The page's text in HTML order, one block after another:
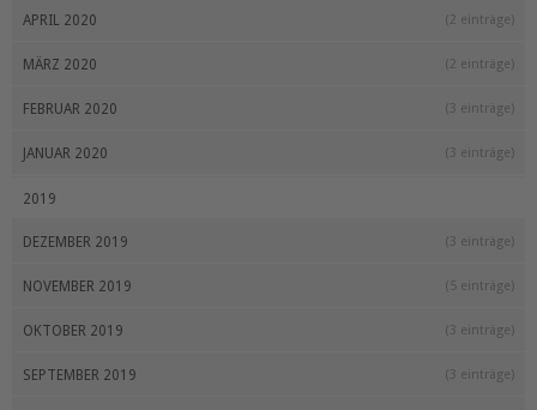
APRIL 2020 (2 einträge)
MÄRZ 2020 (2 einträge)
FEBRUAR 2020 (3 einträge)
JANUAR 2020 (3 einträge)
2019
DEZEMBER 2019 (3 einträge)
NOVEMBER 2019 (5 einträge)
OKTOBER 2019 (3 einträge)
SEPTEMBER 2019 (3 einträge)